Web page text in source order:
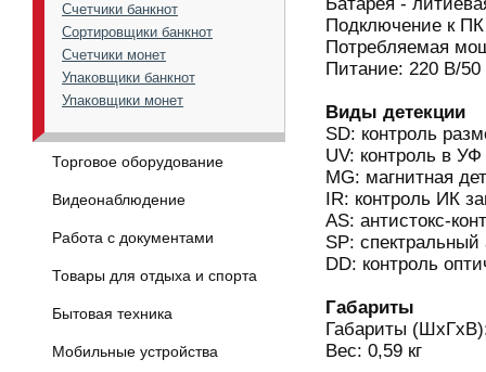
Счетчики банкнот
Сортировщики банкнот
Счетчики монет
Упаковщики банкнот
Упаковщики монет
Торговое оборудование
Видеонаблюдение
Работа с документами
Товары для отдыха и спорта
Бытовая техника
Мобильные устройства
Подключение к
Потребляемая
Питание: 220 В/50
Виды детекции
SD: контроль
UV: контроль в
MG: магнитная
IR: контроль ИК
AS: антистокс-
SP: спектральный
DD: контроль
Габариты
Габариты
Вес: 0,59 кг